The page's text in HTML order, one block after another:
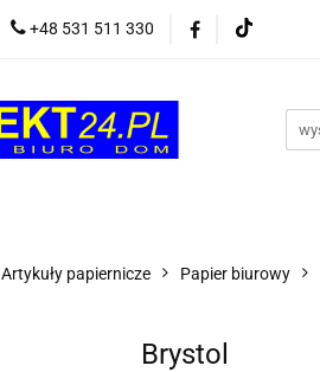
+48 531 511 330
SZKOLNE BIUROWE
ŚWIĄTECZNE i OKAZJONALNE
Artykuły papiernicze Papier biurowy
Brystol